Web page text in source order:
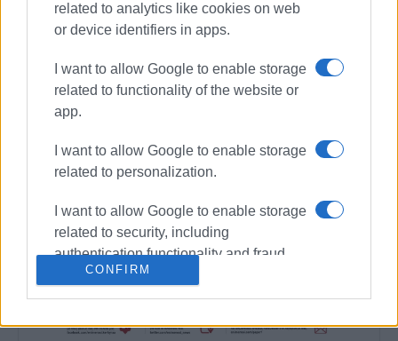
related to analytics like cookies on web
or device identifiers in apps.
I want to allow Google to enable storage
related to functionality of the website or
app.
I want to allow Google to enable storage
related to personalization.
I want to allow Google to enable storage
related to security, including
authentication functionality and fraud
prevention, and other user protection.
CONFIRM
Ακολουθήστε το enimerosi στοFacebook
Συνδρομητές στο e-paper